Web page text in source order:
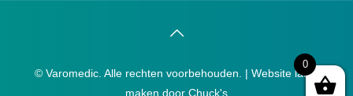
© Varomedic. Alle rechten voorbehouden. | Website laten
maken door Chuck's
0